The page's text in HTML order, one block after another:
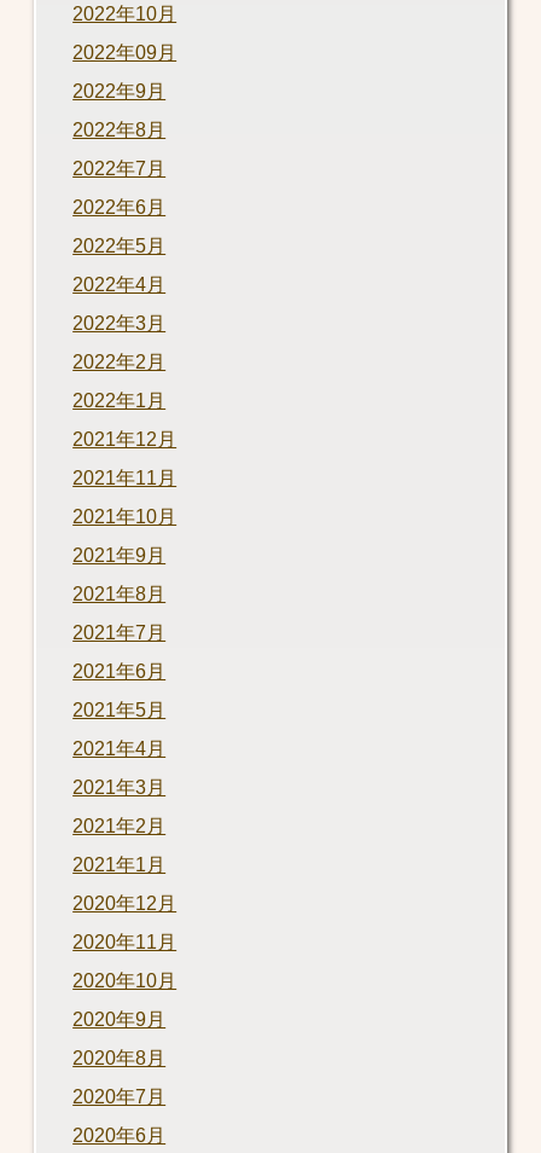
2022年10月
2022年09月
2022年9月
2022年8月
2022年7月
2022年6月
2022年5月
2022年4月
2022年3月
2022年2月
2022年1月
2021年12月
2021年11月
2021年10月
2021年9月
2021年8月
2021年7月
2021年6月
2021年5月
2021年4月
2021年3月
2021年2月
2021年1月
2020年12月
2020年11月
2020年10月
2020年9月
2020年8月
2020年7月
2020年6月